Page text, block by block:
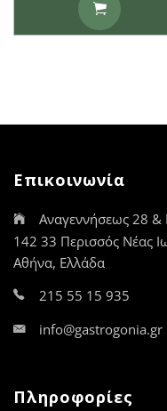
Επικοινωνία
Αναγεννήσεως 28 &
142 33 Περισσός Νέας
Αθήνα, Ελλάδα
215 55 15 935
info@gastrogonia.gr
Πληροφορίες